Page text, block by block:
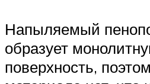
Напыляемый
образует
поверхность,